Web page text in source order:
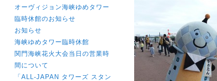
オーヴィジョン海峡ゆめタワー
臨時休館のお知らせ
お知らせ
海峡ゆめタワー臨時休館
関門海峡花火大会当日の営業時
間について
「ALL-JAPAN タワーズ スタン